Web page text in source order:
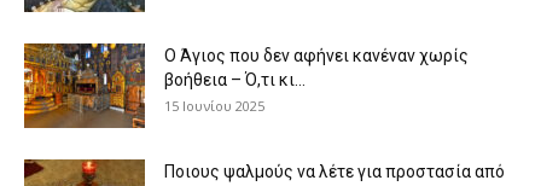
Ο Άγιος που δεν αφήνει κανέναν χωρίς
βοήθεια – Ό,τι κι...
15 Ιουνίου 2025
Ποιους ψαλμούς να λέτε για προστασία από